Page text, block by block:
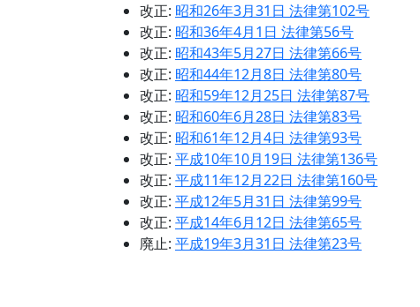
改正: 昭和26年3月31日 法律第102号
改正: 昭和36年4月1日 法律第56号
改正: 昭和43年5月27日 法律第66号
改正: 昭和44年12月8日 法律第80号
改正: 昭和59年12月25日 法律第87号
改正: 昭和60年6月28日 法律第83号
改正: 昭和61年12月4日 法律第93号
改正: 平成10年10月19日 法律第136号
改正: 平成11年12月22日 法律第160号
改正: 平成12年5月31日 法律第99号
改正: 平成14年6月12日 法律第65号
廃止: 平成19年3月31日 法律第23号